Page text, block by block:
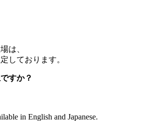
は、
しております。
すか？
in English and Japanese.